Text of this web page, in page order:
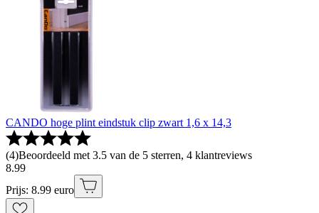
CANDO hoge plint eindstuk clip zwart 1,6 x 14,3
(4)Beoordeeld met 3.5 van de 5 sterren, 4 klantreviews
8.99
Prijs: 8.99 euro